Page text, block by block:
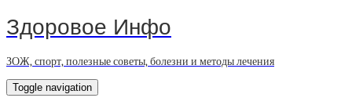
Здоровое Инфо
ЗОЖ, спорт, полезные советы, болезни и методы лечения
Toggle navigation